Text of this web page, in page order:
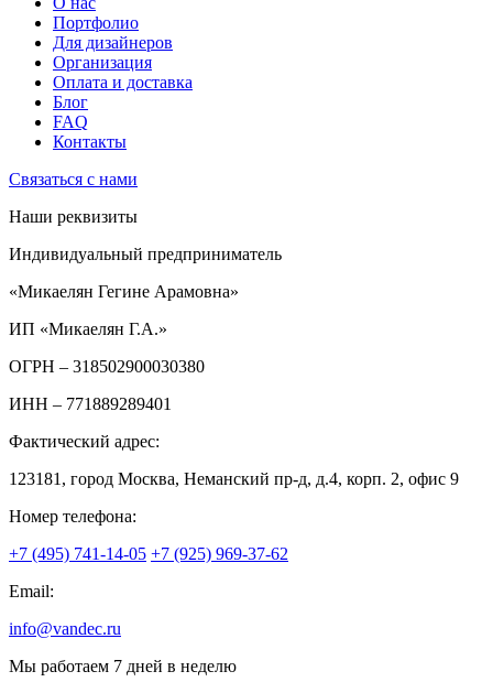
Портфолио
Для дизайнеров
Организация
Оплата и доставка
Блог
FAQ
Контакты
Связаться с нами
Наши реквизиты
Индивидуальный предприниматель
«Микаелян Гегине Арамовна»
ИП «Микаелян Г.А.»
ОГРН – 318502900030380
ИНН – 771889289401
Фактический адрес:
123181, город Москва, Неманский пр-д, д.4, корп. 2, офис 9
Номер телефона:
+7 (495) 741-14-05 +7 (925) 969-37-62
Email:
info@vandec.ru
Мы работаем 7 дней в неделю